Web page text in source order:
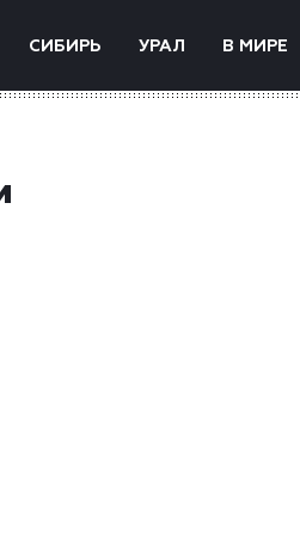
СИБИРЬ УРАЛ В МИРЕ